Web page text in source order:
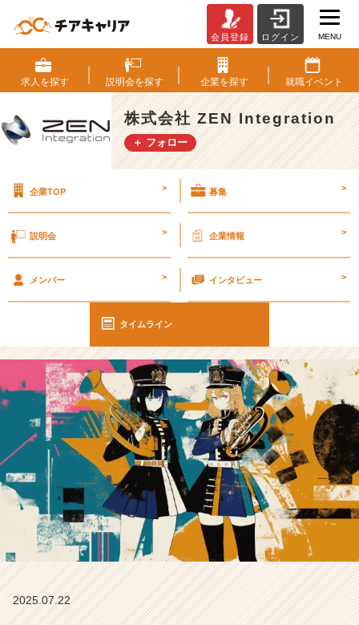
気
に
入
り
の
作
M
介
2
6
卒
#
2
7
卒
【株
式
会
社
Z
N
I
会員登録 ログイン MENU
求人を探す 説明会を探す 企業を探す 就職イベント
株式会社 ZEN Integration
＋ フォロー
企業TOP > 募集 >
説明会 > 企業情報 >
メンバー > インタビュー >
タイムライン
2025.07.22